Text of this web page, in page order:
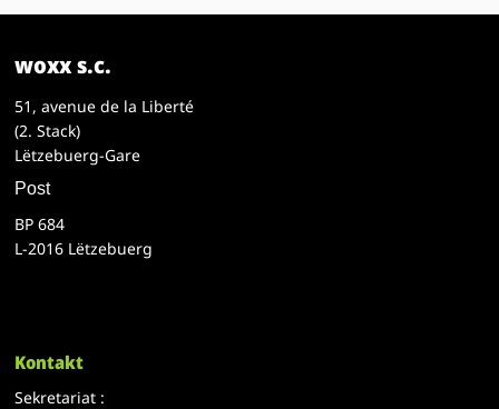
woxx s.c.
51, avenue de la Liberté
(2. Stack)
Lëtzebuerg-Gare
Post
BP 684
L-2016 Lëtzebuerg
Kontakt
Sekretariat :